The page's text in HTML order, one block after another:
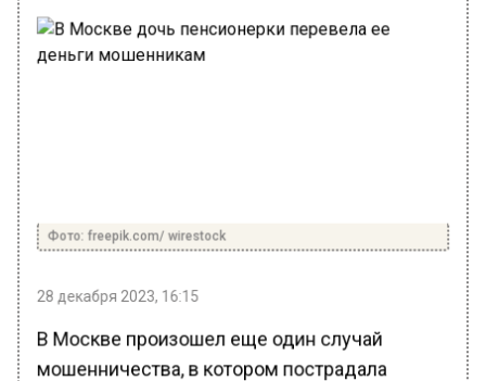
Фото: freepik.com/ wirestock
28 декабря 2023, 16:15
В Москве произошел еще один случай
мошенничества, в котором пострадала